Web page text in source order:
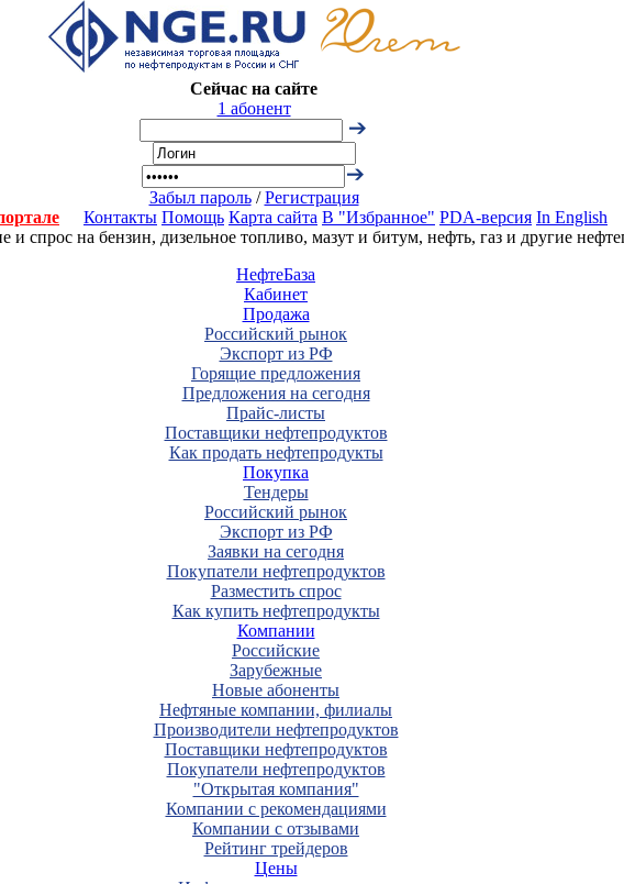
Сейчас на сайте
1 абонент
Забыл пароль/Регистрация
Контакты Помощь Карта сайта В "Избранное" PDA-версия In English
спрос на бензин, дизельное топливо, мазут и битум, нефть, газ и другие
НефтеБаза
Кабинет
Продажа
Российский рынок
Экспорт из РФ
Горящие предложения
Предложения на сегодня
Прайс-листы
Поставщики нефтепродуктов
Как продать нефтепродукты
Покупка
Тендеры
Российский рынок
Экспорт из РФ
Заявки на сегодня
Покупатели нефтепродуктов
Разместить спрос
Как купить нефтепродукты
Компании
Российские
Зарубежные
Новые абоненты
Нефтяные компании, филиалы
Производители нефтепродуктов
Поставщики нефтепродуктов
Покупатели нефтепродуктов
"Открытая компания"
Компании с рекомендациями
Компании с отзывами
Рейтинг трейдеров
Цены